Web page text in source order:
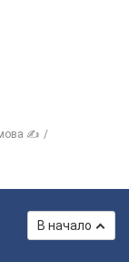
мова ✍
В начало